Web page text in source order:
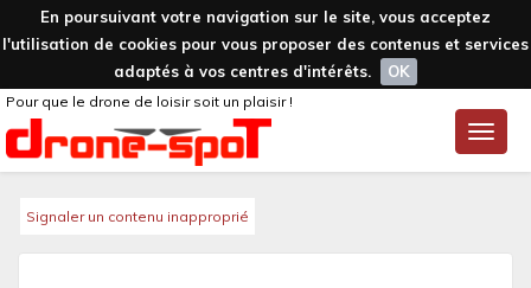
En poursuivant votre navigation sur le site, vous acceptez
l'utilisation de cookies pour vous proposer des contenus et services
adaptés à vos centres d'intérêts.
OK
Toggle
Pour que le drone de loisir soit un plaisir !
Signaler un contenu inapproprié